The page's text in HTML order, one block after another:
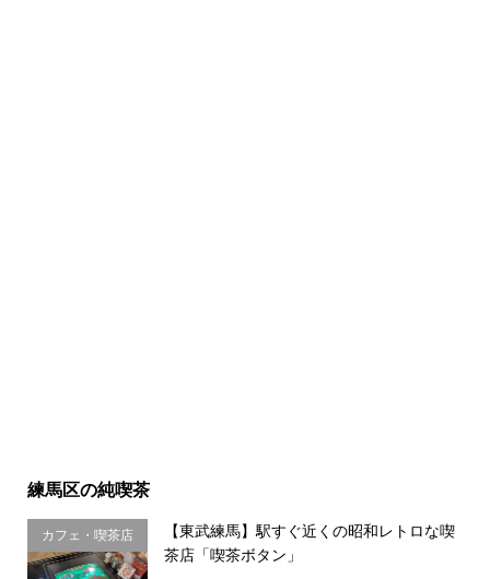
練馬区の純喫茶
カフェ・喫茶店
【東武練馬】駅すぐ近くの昭和レトロな喫
茶店「喫茶ボタン」